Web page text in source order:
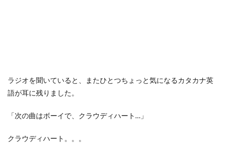
ラジオを聞いていると、またひとつちょっと気になるカタカナ英
語が耳に残りました。
「次の曲はボーイで、クラウディハート…」
クラウディハート。。。